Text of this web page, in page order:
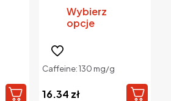
Wybierz
opcje
Ten
produkt
ma
wariantów.
Caffeine: 130 mg/g
16.34 zł